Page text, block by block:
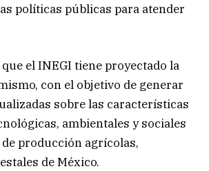
políticas públicas para atender
el INEGI tiene proyectado la
con el objetivo de generar
sobre las características
ambientales y sociales
producción agrícolas,
de México.